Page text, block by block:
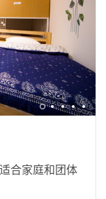
合家庭和团体